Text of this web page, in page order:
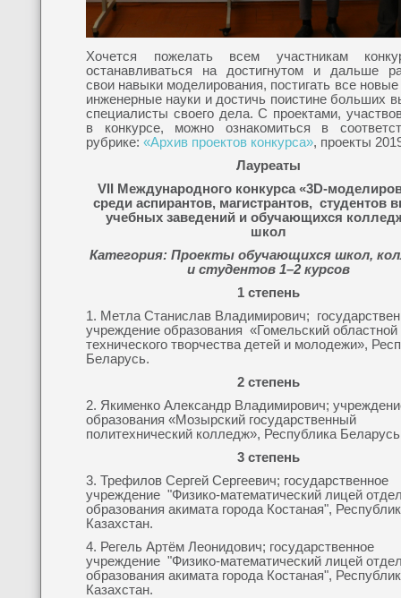
Хочется пожелать всем участникам
останавливаться на достигнутом и дальше
свои навыки моделирования, постигать все
инженерные науки и достичь поистине больших
специалисты своего дела. С проектами,
в конкурсе, можно ознакомиться в
рубрике: «Архив проектов конкурса», проекты
Лауреаты
VII Международного конкурса «3D-
среди аспирантов, магистрантов, студентов
учебных заведений и обучающихся
школ
Категория: Проекты обучающихся школ,
и студентов 1–2 курсов
1 степень
1. Метла Станислав Владимирович;
учреждение образования «Гомельский областной
технического творчества детей и молодежи»,
Беларусь.
2 степень
2. Якименко Александр Владимирович;
образования «Мозырский государственный
политехнический колледж», Республика
3 степень
3. Трефилов Сергей Сергеевич; государственное
учреждение "Физико-математический лицей
образования акимата города Костаная",
Казахстан.
4. Регель Артём Леонидович; государственное
учреждение "Физико-математический лицей
образования акимата города Костаная",
Казахстан.